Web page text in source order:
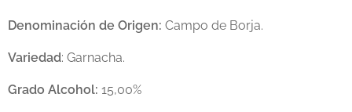
Denominación de Origen: Campo de Borja.
Variedad: Garnacha.
Grado Alcohol: 15,00%